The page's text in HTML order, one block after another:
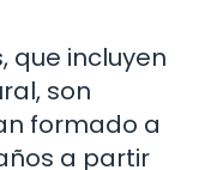
que incluyen
son
formado a
a partir